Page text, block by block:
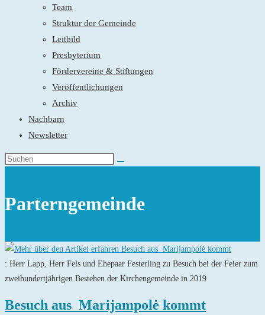
Team
Struktur der Gemeinde
Leitbild
Presbyterium
Fördervereine & Stiftungen
Veröffentlichungen
Archiv
Nachbarn
Newsletter
Parterngemeinde
: Herr Lapp, Herr Fels und Ehepaar Festerling zu Besuch bei der Feier zum
zweihundertjährigen Bestehen der Kirchengemeinde in 2019
Besuch aus Marijampolė kommt